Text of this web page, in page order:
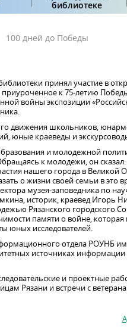
библиотеке
100 дней до Победы
принял участие в
к 75-летию
войны экспозиции
движения школьников,
юные краеведы и
и молодежной
к молодежи, он
нашего города в Великой
о жизни своей семьи в это
музея-заповедника по
историк, краевед Игорь
Рязанского городского
памяти о войне,
юных исследователей.
отдела РОУНБ
источниках
и проектные
Рязани и встречи с